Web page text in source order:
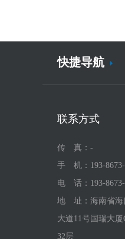
快捷导航
联系方式
传 真：-
手 机：193-8673-
电 话：193-8673-
地 址：海南省海
大道11号国瑞大
32层